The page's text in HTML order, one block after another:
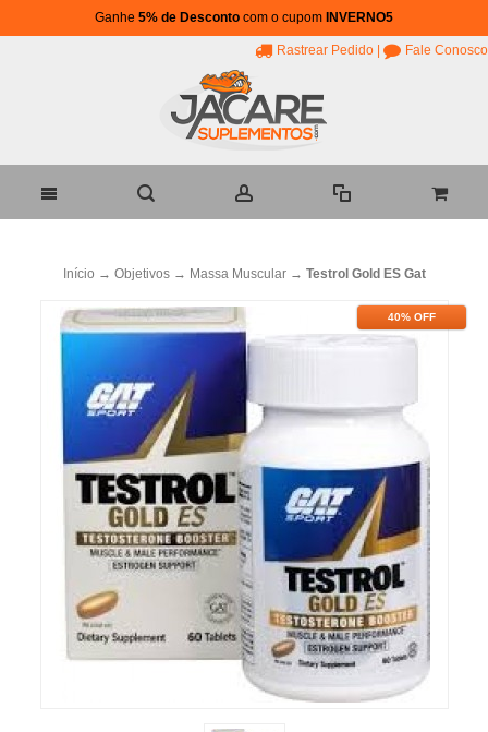
Ganhe 5% de Desconto com o cupom INVERNO5
Rastrear Pedido Fale Conosco
Início → Objetivos → Massa Muscular → Testrol Gold ES Gat
40% OFF